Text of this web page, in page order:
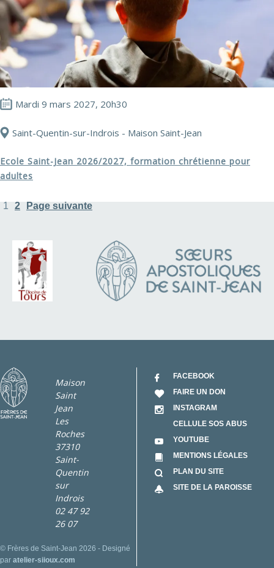
Mardi 9 mars 2027, 20h30
Saint-Quentin-sur-Indrois - Maison Saint-Jean
Ecole Saint-Jean 2026/2027, formation chrétienne pour
adultes
1 2 Page suivante
Maison
Saint
Jean
Les
Roches
37310
Saint-
Quentin
sur
Indrois
02 47 92
26 07
© Frères de Saint-Jean 2026 - Designé
par atelier-siioux.com
FACEBOOK
FAIRE UN DON
INSTAGRAM
CELLULE SOS ABUS
YOUTUBE
MENTIONS LÉGALES
PLAN DU SITE
SITE DE LA PAROISSE